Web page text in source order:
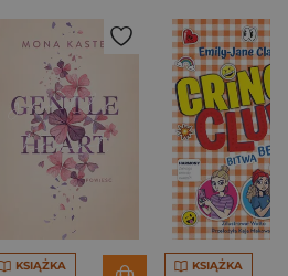
KSIĄŻKA KSIĄŻKA